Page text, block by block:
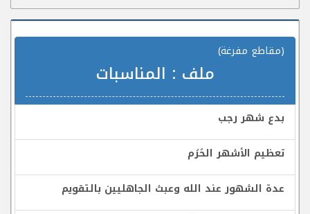
(مقاطع مفرغة)
ملف : المناسبات
بدع شهر رجب
تعظيم الأشهر الحُرُم
عدة الشهور عند الله وعبث الجاهليين بالتقويم